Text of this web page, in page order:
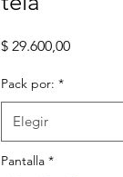
$ 29.600,00Precio
Pack por: *
Elegir
Pantalla *